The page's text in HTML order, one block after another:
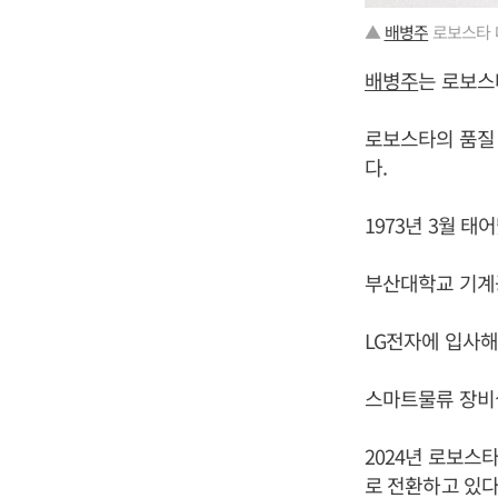
▲ 배병주 로보스타
배병주는 로보
로보스타의 품
다.
1973년 3월 태
부산대학교 기
LG전자에 입사
스마트물류 장
2024년 로보스
로 전환하고 있